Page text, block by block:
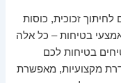
לחיתוך זכוכית, כוסות
בטיחות – כל אלה
בטיחות לכם
מקצועיות, מאפשרת